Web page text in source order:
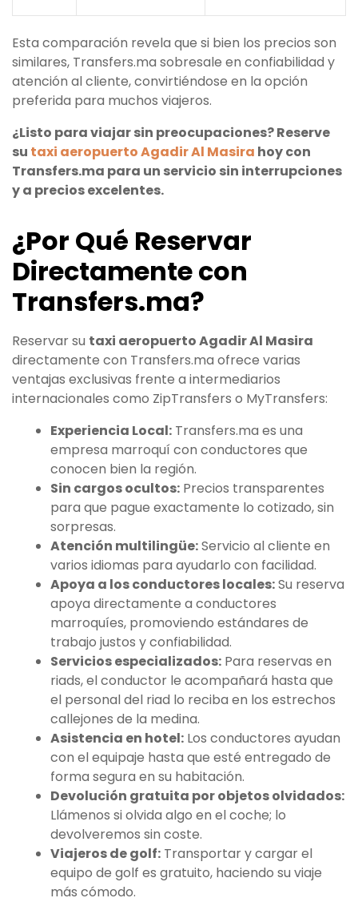
Esta comparación revela que si bien los precios son
similares, Transfers.ma sobresale en confiabilidad y
atención al cliente, convirtiéndose en la opción
preferida para muchos viajeros.
¿Listo para viajar sin preocupaciones? Reserve
su taxi aeropuerto Agadir Al Masira hoy con
Transfers.ma para un servicio sin interrupciones
y a precios excelentes.
¿Por Qué Reservar
Directamente con
Transfers.ma?
Reservar su taxi aeropuerto Agadir Al Masira
directamente con Transfers.ma ofrece varias
ventajas exclusivas frente a intermediarios
internacionales como ZipTransfers o MyTransfers:
Experiencia Local: Transfers.ma es una
empresa marroquí con conductores que
conocen bien la región.
Sin cargos ocultos: Precios transparentes
para que pague exactamente lo cotizado, sin
sorpresas.
Atención multilingüe:Servicio al cliente en
varios idiomas para ayudarlo con facilidad.
Apoya a los conductores locales:Su reserva
apoya directamente a conductores
marroquíes, promoviendo estándares de
trabajo justos y confiabilidad.
Servicios especializados: Para reservas en
riads, el conductor le acompañará hasta que
el personal del riad lo reciba en los estrechos
callejones de la medina.
Asistencia en hotel: Los conductores ayudan
con el equipaje hasta que esté entregado de
forma segura en su habitación.
Devolución gratuita por objetos olvidados:
Llámenos si olvida algo en el coche; lo
devolveremos sin coste.
Viajeros de golf: Transportar y cargar el
equipo de golf es gratuito, haciendo su viaje
más cómodo.